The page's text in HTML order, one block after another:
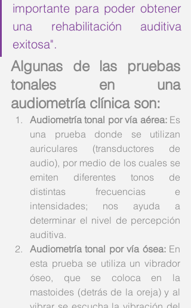
importante para poder obtener
una rehabilitación auditiva
exitosa".
Algunas de las pruebas
tonales en una
audiometría clínica son:
Audiometría tonal por vía aérea: Es
una prueba donde se utilizan
auriculares (transductores de
audio), por medio de los cuales se
emiten diferentes tonos de
distintas frecuencias e
intensidades; nos ayuda a
determinar el nivel de percepción
auditiva.
Audiometría tonal por vía ósea: En
esta prueba se utiliza un vibrador
óseo, que se coloca en la
mastoides (detrás de la oreja) y al